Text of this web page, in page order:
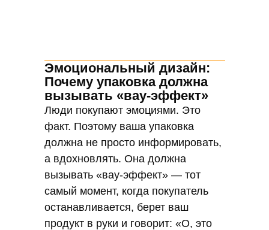
Эмоциональный дизайн:
Почему упаковка должна
вызывать «вау-эффект»
Люди покупают эмоциями. Это
факт. Поэтому ваша упаковка
должна не просто информировать,
а вдохновлять. Она должна
вызывать «вау-эффект» — тот
самый момент, когда покупатель
останавливается, берет ваш
продукт в руки и говорит: «О, это